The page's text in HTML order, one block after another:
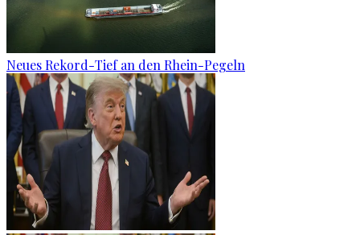
Neues Rekord-Tief an den Rhein-Pegeln